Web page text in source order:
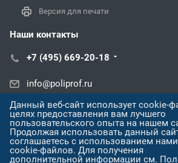
Версия для печати
Наши контакты
+7 (495) 669-20-18
info@poliprof.ru
ул. Черняховского, 86/1
Данный веб-сайт использует cookie-
целях предоставления вам лучшего
пользовательского опыта на нашем
Продолжая использовать данный
соглашаетесь с использованием нами
cookie-файлов. Для получения
дополнительной информации см.